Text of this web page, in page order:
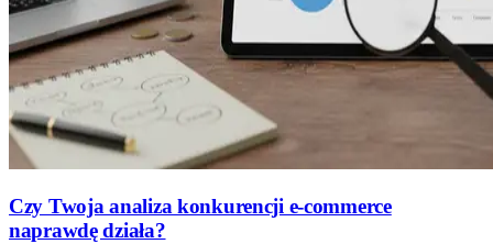
Czy Twoja analiza konkurencji e-commerce
naprawdę działa?